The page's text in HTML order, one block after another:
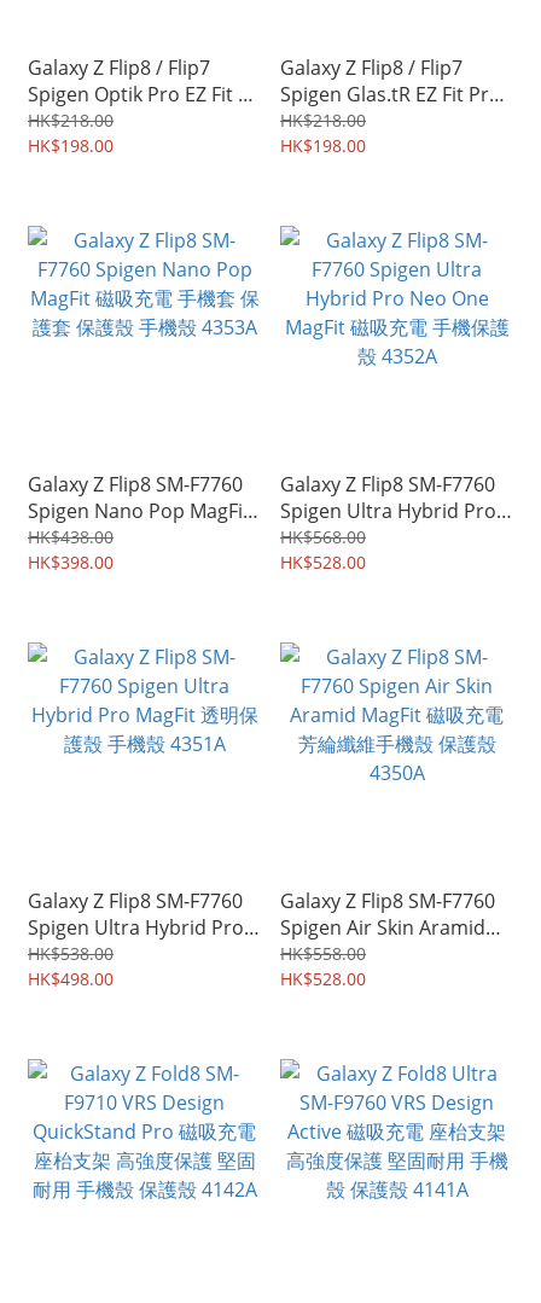
Galaxy Z Flip8 / Flip7
Spigen Optik Pro EZ Fit 鏡
頭貼 手機鏡頭保護貼
4355A
HK$218.00
HK$198.00
Galaxy Z Flip8 / Flip7
Spigen Glas.tR EZ Fit Pro
雙貼裝 屏幕保護玻璃貼 鋼
化玻璃膜 4354A
HK$218.00
HK$198.00
Galaxy Z Flip8 SM-F7760
Spigen Nano Pop MagFit
磁吸充電 手機套 保護套 保
護殼 手機殼 4353A
HK$438.00
HK$398.00
Galaxy Z Flip8 SM-F7760
Spigen Ultra Hybrid Pro
Neo One MagFit 磁吸充電
手機保護殼 4352A
HK$568.00
HK$528.00
Galaxy Z Flip8 SM-F7760
Spigen Ultra Hybrid Pro
MagFit 透明保護殼 手機殼
4351A
HK$538.00
HK$498.00
Galaxy Z Flip8 SM-F7760
Spigen Air Skin Aramid
MagFit 磁吸充電 芳綸纖維
手機殼 保護殼 4350A
HK$558.00
HK$528.00